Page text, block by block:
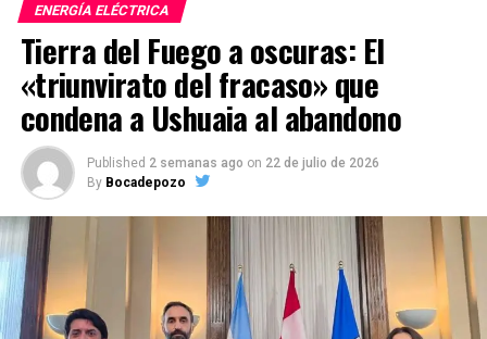
ENERGÍA ELÉCTRICA
Tierra del Fuego a oscuras: El
«triunvirato del fracaso» que
condena a Ushuaia al abandono
Published 2 semanas ago on 22 de julio de 2026
By Bocadepozo